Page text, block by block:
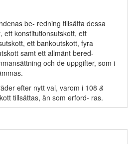
be- redning tillsätta dessa
ett konstitutionsutskott, ett
ett bankoutskott, fyra
samt ett allmänt bered-
och de uppgifter, som i
efter nytt val, varom i 108 &
tillsättas, än som erford- ras.